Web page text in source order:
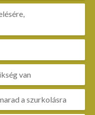
van
a szurkolásra